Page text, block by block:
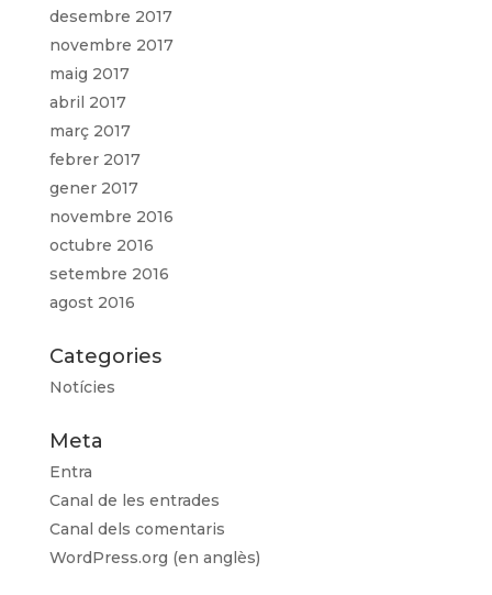
desembre 2017
novembre 2017
maig 2017
abril 2017
març 2017
febrer 2017
gener 2017
novembre 2016
octubre 2016
setembre 2016
agost 2016
Categories
Notícies
Meta
Entra
Canal de les entrades
Canal dels comentaris
WordPress.org (en anglès)